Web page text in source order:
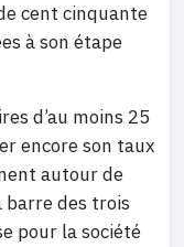
cent cinquante
à son étape
d’au moins 25
encore son taux
autour de
des trois
pour la société